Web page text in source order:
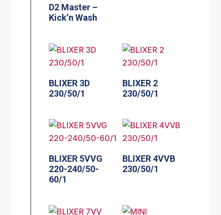
D2 Master –
Kick’n Wash
BLIXER 3D
230/50/1
BLIXER 2
230/50/1
BLIXER 5VVG
220-240/50-
60/1
BLIXER 4VVB
230/50/1